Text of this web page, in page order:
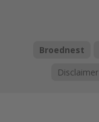
Broednest
Disclaimer